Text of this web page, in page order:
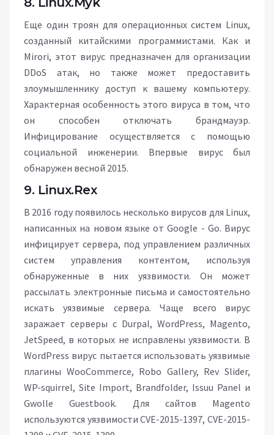
Еще один троян для операционных систем Linux,
созданный китайскими программистами. Как и
Mirori, этот вирус предназначен для организации
DDoS атак, но также может предоставить
злоумышленнику доступ к вашему компьютеру.
Характерная особенность этого вируса в том, что
он способен отключать брандмауэр.
Инфицирование осуществляется с помощью
социальной инженерии. Впервые вирус был
обнаружен весной 2015.
9. Linux.Rex
В 2016 году появилось несколько вирусов для Linux,
написанных на новом языке от Google - Go. Вирус
инфицирует сервера, под управлением различных
систем управления контентом, используя
обнаруженные в них уязвимости. Он может
рассылать электронные письма и самостоятельно
искать уязвимые сервера. Чаще всего вирус
заражает серверы с Durpal, WordPress, Magento,
JetSpeed, в которых не исправлены уязвимости. В
WordPress вирус пытается использовать уязвимые
плагины WooCommerce, Robo Gallery, Rev Slider,
WP-squirrel, Site Import, Brandfolder, Issuu Panel и
Gwolle Guestbook. Для сайтов Magento
используются уязвимости CVE-2015-1397, CVE-2015-